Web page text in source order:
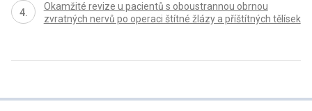
Okamžité revize u pacientů s oboustrannou obrnou
zvratných nervů po operaci štítné žlázy a příštítných tělísek